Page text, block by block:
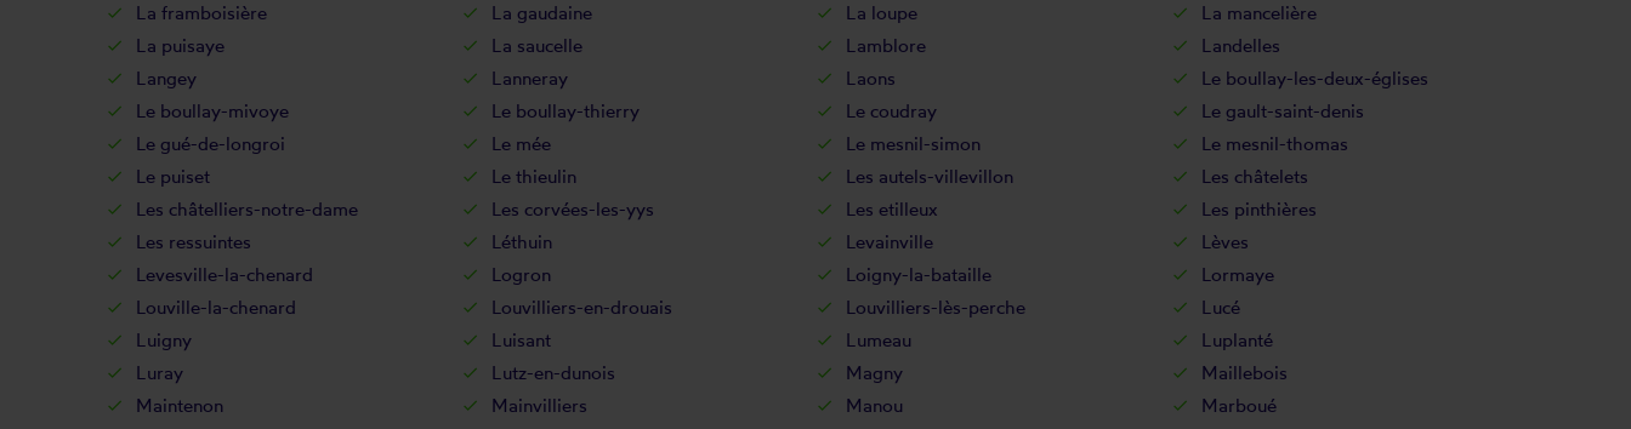
La framboisière
La gaudaine La loupe
La mancelière
La puisaye
La saucelle Lamblore
Landelles
Langey
Lanneray Laons
Le boullay-les-deux-églises
Le boullay-mivoye
Le boullay-thierry Le coudray
Le gault-saint-denis
Le gué-de-longroi
Le mée Le mesnil-simon
Le mesnil-thomas
Le puiset
Le thieulin Les autels-villevillon
Les châtelets
Les châtelliers-notre-dame
Les corvées-les-yys Les etilleux
Les pinthières
Les ressuintes
Léthuin Levainville
Lèves
Levesville-la-chenard
Logron Loigny-la-bataille
Lormaye
Louville-la-chenard
Louvilliers-en-drouais Louvilliers-lès-perche
Lucé
Luigny
Luisant Lumeau
Luplanté
Luray
Lutz-en-dunois Magny
Maillebois
Maintenon
Mainvilliers Manou
Marboué